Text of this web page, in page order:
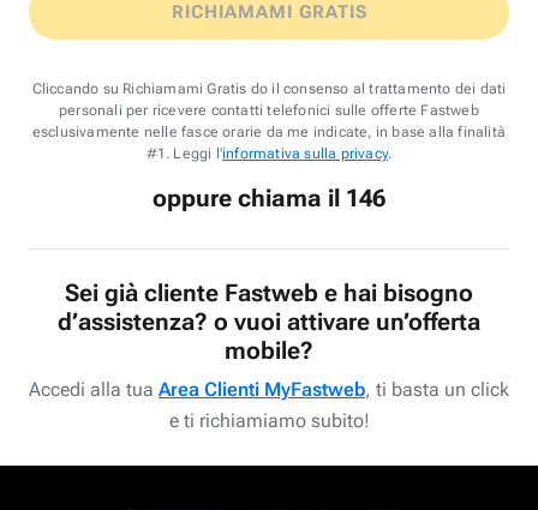
RICHIAMAMI GRATIS
Cliccando su Richiamami Gratis do il consenso al trattamento dei dati
personali per ricevere contatti telefonici sulle offerte Fastweb
esclusivamente nelle fasce orarie da me indicate, in base alla finalità
#1. Leggi l'informativa sulla privacy.
oppure chiama il 146
Sei già cliente Fastweb e hai bisogno
d’assistenza? o vuoi attivare un’offerta
mobile?
Accedi alla tua Area Clienti MyFastweb, ti basta un click
e ti richiamiamo subito!